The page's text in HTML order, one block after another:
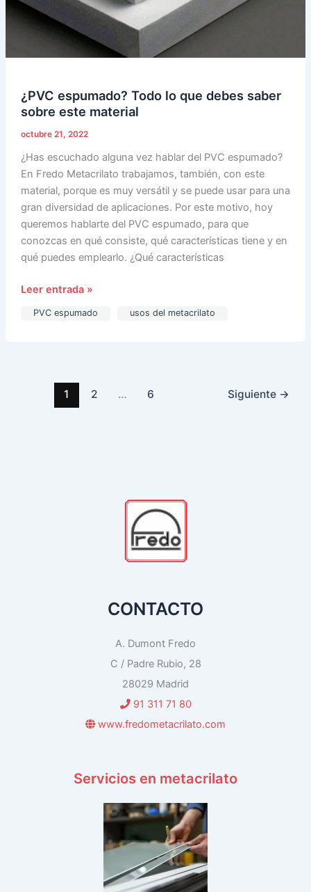
¿PVC espumado? Todo lo que debes saber
sobre este material
octubre 21, 2022
¿Has escuchado alguna vez hablar del PVC espumado?
En Fredo Metacrilato trabajamos, también, con este
material, porque es muy versátil y se puede usar para una
gran diversidad de aplicaciones. Por este motivo, hoy
queremos hablarte del PVC espumado, para que
conozcas en qué consiste, qué características tiene y en
qué puedes emplearlo. ¿Qué características
Leer entrada »
PVC espumado usos del metacrilato
1 2 … 6 Siguiente →
CONTACTO
A. Dumont Fredo
C / Padre Rubio, 28
28029 Madrid
91 311 71 80
www.fredometacrilato.com
Servicios en metacrilato